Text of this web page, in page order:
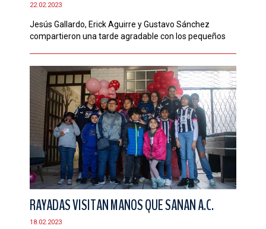
22.02.2023
Jesús Gallardo, Erick Aguirre y Gustavo Sánchez
compartieron una tarde agradable con los pequeños
RAYADAS VISITAN MANOS QUE SANAN A.C.
18.02.2023